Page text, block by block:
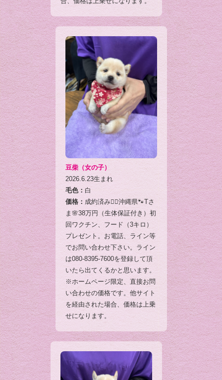
豆柴（女の子）
2026.6.23生まれ
毛色： 白
価格： 成約済み🙇‍♂️沖縄県🐾Tさ
ま🌸38万円（生体保証付き）初
回ワクチン、フード（3キロ）
プレゼント。お電話、ライン等
でお問い合わせ下さい。ライン
は080-8395-7600を登録して頂
いたら出てくるかと思います。
※ホームページ限定、直接お問
い合わせの価格です。他サイト
を経由された場合、価格は上乗
せになります。